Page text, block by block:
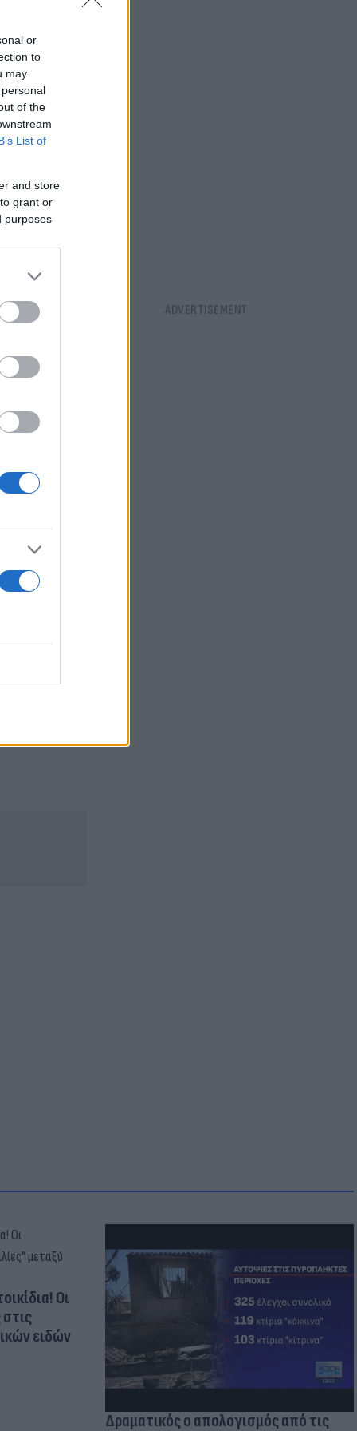
or
to
may
of the
List of
and store
grant or
purposes
Οι
ειδών
Δραματικός ο απολογισμός από τις